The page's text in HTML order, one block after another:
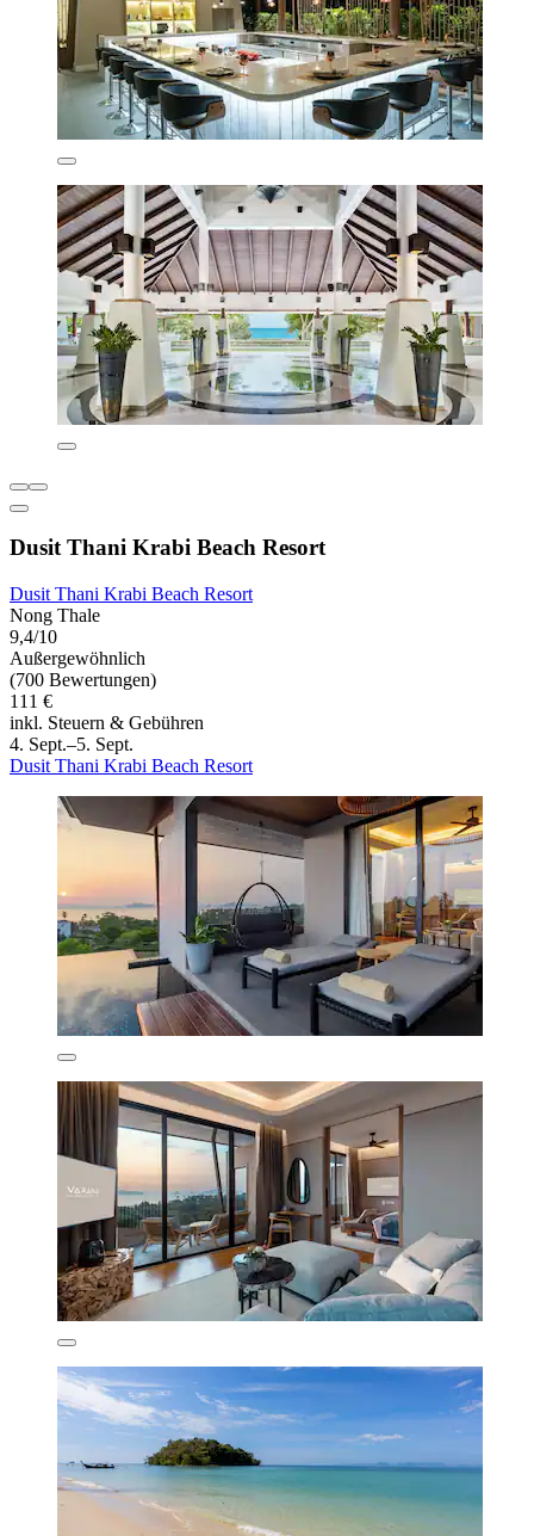
Dusit Thani Krabi Beach Resort
Dusit Thani Krabi Beach Resort
Nong Thale
9,4/10
Außergewöhnlich
(700 Bewertungen)
111 €
inkl. Steuern & Gebühren
4. Sept.–5. Sept.
Dusit Thani Krabi Beach Resort